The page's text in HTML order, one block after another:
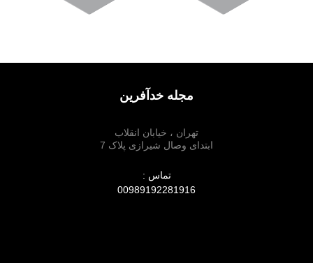
مجله خدآفرین
تهران ، خیابان انقلاب
ابتدای وصال شیرازی پلاک 7
تماس :
00989192281916